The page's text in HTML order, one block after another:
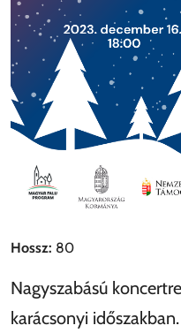
Hossz: 80
Nagyszabású
karácsonyi